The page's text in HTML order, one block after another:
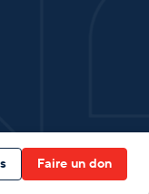
Faire un don